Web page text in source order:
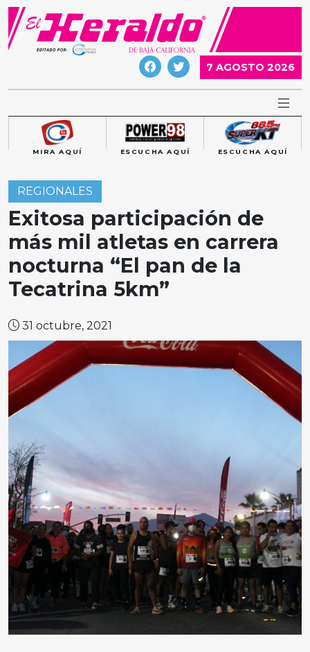
Skip
content
7 AGOSTO 2026
MIRA AQUÍ ESCUCHA AQUÍ ESCUCHA AQUÍ
REGIONALES
Exitosa participación de
más mil atletas en carrera
nocturna “El pan de la
Tecatrina 5km”
31 octubre, 2021